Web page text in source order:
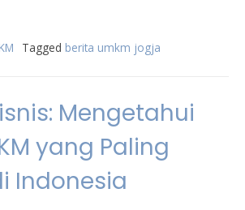
Tagged berita umkm jogja
Mengetahui
yang Paling
Indonesia